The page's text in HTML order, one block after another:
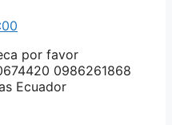
por favor
0986261868
Ecuador